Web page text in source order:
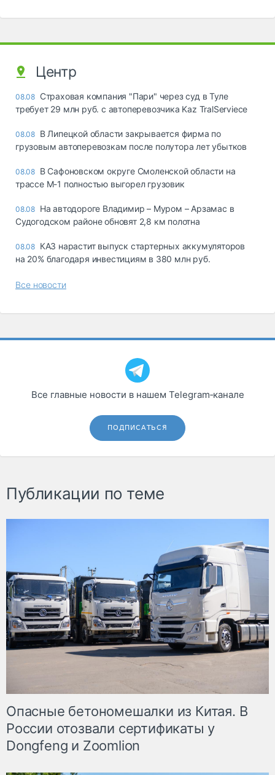
Центр
08.08 Страховая компания "Пари" через суд в Туле
требует 29 млн руб. с автоперевозчика Kaz TralServiece
08.08 В Липецкой области закрывается фирма по
грузовым автоперевозкам после полутора лет убытков
08.08 В Сафоновском округе Смоленской области на
трассе М-1 полностью выгорел грузовик
08.08 На автодороге Владимир – Муром – Арзамас в
Судогодском районе обновят 2,8 км полотна
08.08 КАЗ нарастит выпуск стартерных аккумуляторов
на 20% благодаря инвестициям в 380 млн руб.
Все новости
Все главные новости в нашем Telegram‑канале
ПОДПИСАТЬСЯ
Публикации по теме
Опасные бетономешалки из Китая. В
России отозвали сертификаты у
Dongfeng и Zoomlion